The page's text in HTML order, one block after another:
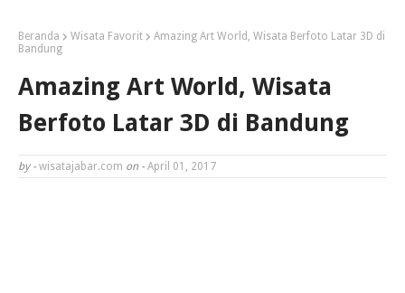
Beranda Wisata Favorit
Amazing Art World, Wisata Berfoto Latar 3D di
Bandung
Amazing Art World, Wisata
Berfoto Latar 3D di Bandung
by - wisatajabar.com on - April 01, 2017